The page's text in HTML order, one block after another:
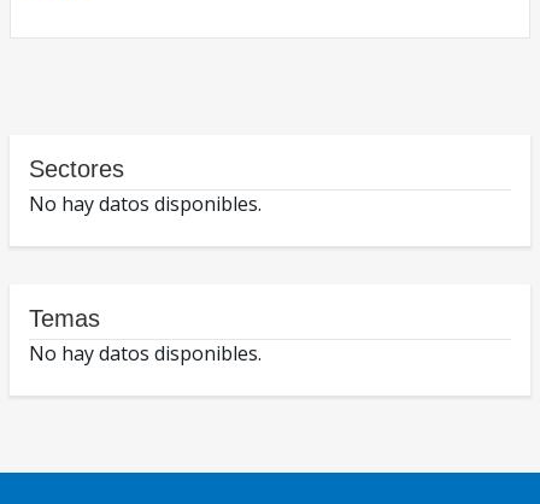
Sectores
No hay datos disponibles.
Temas
No hay datos disponibles.